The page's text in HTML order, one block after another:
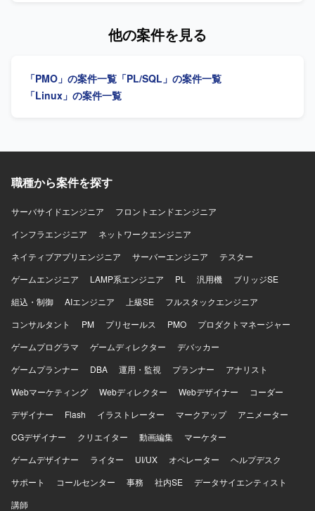
連携できる方を求めています。 【ポジションの魅力】 販売
Oracle（PL/SQL）を使用します。
他の案件を見る
「PMO」の案件一覧 「PL/SQL」の案件一覧
「Linux」の案件一覧
職種から案件を探す
サーバサイドエンジニア
フロントエンドエンジニア
インフラエンジニア
ネットワークエンジニア
ネイティブアプリエンジニア
サーバーエンジニア
テスター
ゲームエンジニア
LAMP系エンジニア PL 汎用機
ブリッジSE
組込・制御
AIエンジニア 上級SE
フルスタックエンジニア
コンサルタント
PM プリセールス PMO
プロダクトマネージャー
ゲームプログラマ
ゲームディレクター
デバッカー
ゲームプランナー
DBA 運用・監視 プランナー
アナリスト
Webマーケティング
Webディレクター Webデザイナー
コーダー
デザイナー
Flash イラストレーター マークアップ
アニメーター
CGデザイナー
クリエイター 動画編集
マーケター
ゲームデザイナー
ライター UI/UX オペレーター
ヘルプデスク
サポート
コールセンター 事務 社内SE
データサイエンティスト
講師